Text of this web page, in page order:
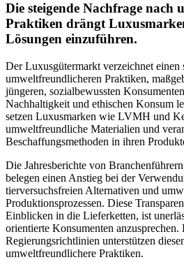
Die steigende Nachfrage nach
Praktiken drängt
Lösungen einzuführen.
Der Luxusgütermarkt verzeichnet einen
umweltfreundlicheren Praktiken,
jüngeren, sozialbewussten
Nachhaltigkeit und ethischen Konsum
setzen Luxusmarken wie LVMH und
umweltfreundliche Materialien und
Beschaffungsmethoden in ihren
Die Jahresberichte von
belegen einen Anstieg bei der
tierversuchsfreien Alternativen und
Produktionsprozessen. Diese
Einblicken in die Lieferketten, ist
orientierte Konsumenten anzusprechen.
Regierungsrichtlinien unterstützen
umweltfreundlichere Praktiken.